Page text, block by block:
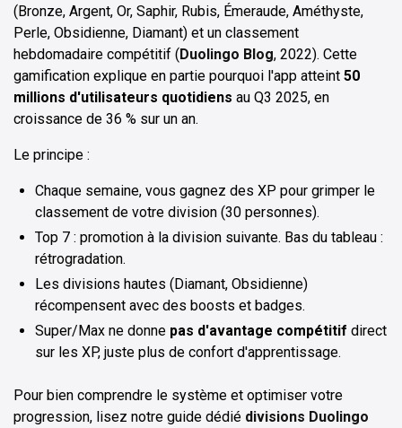
(Bronze, Argent, Or, Saphir, Rubis, Émeraude, Améthyste,
Perle, Obsidienne, Diamant) et un classement
hebdomadaire compétitif (Duolingo Blog, 2022). Cette
gamification explique en partie pourquoi l'app atteint 50
millions d'utilisateurs quotidiens au Q3 2025, en
croissance de 36 % sur un an.
Le principe :
Chaque semaine, vous gagnez des XP pour grimper le
classement de votre division (30 personnes).
Top 7 : promotion à la division suivante. Bas du tableau :
rétrogradation.
Les divisions hautes (Diamant, Obsidienne)
récompensent avec des boosts et badges.
Super/Max ne donne pas d'avantage compétitif direct
sur les XP, juste plus de confort d'apprentissage.
Pour bien comprendre le système et optimiser votre
progression, lisez notre guide dédié divisions Duolingo